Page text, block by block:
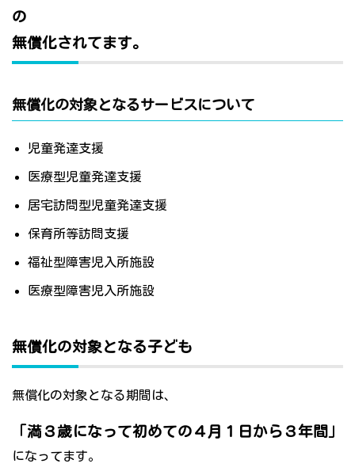
の
無償化されてます。
無償化の対象となるサービスについて
児童発達支援
医療型児童発達支援
居宅訪問型児童発達支援
保育所等訪問支援
福祉型障害児入所施設
医療型障害児入所施設
無償化の対象となる子ども
無償化の対象となる期間は、
「満３歳になって初めての４月１日から３年間」
になってます。